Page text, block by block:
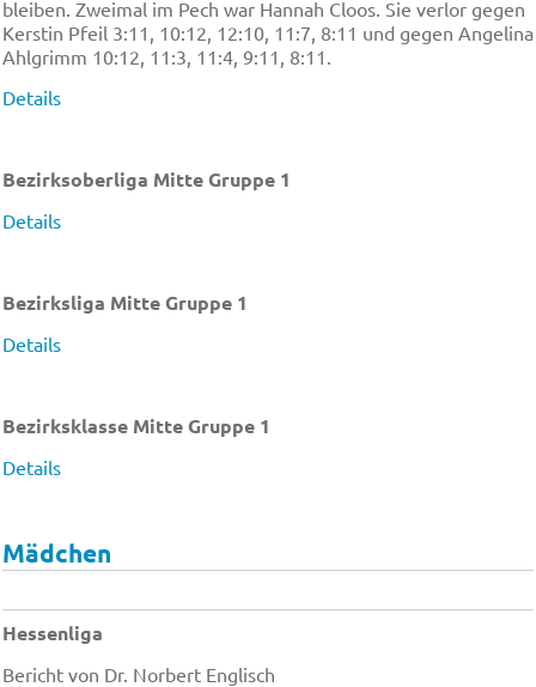
bleiben. Zweimal im Pech war Hannah Cloos. Sie verlor gegen
Kerstin Pfeil 3:11, 10:12, 12:10, 11:7, 8:11 und gegen Angelina
Ahlgrimm 10:12, 11:3, 11:4, 9:11, 8:11.
Details
Bezirksoberliga Mitte Gruppe 1
Details
Bezirksliga Mitte Gruppe 1
Details
Bezirksklasse Mitte Gruppe 1
Details
Mädchen
Hessenliga
Bericht von Dr. Norbert Englisch